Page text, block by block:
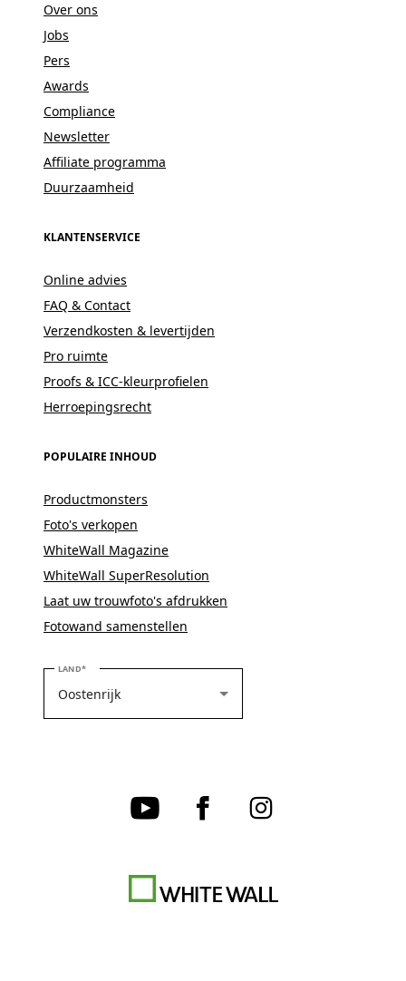
Over ons
Jobs
Pers
Awards
Compliance
Newsletter
Affiliate programma
Duurzaamheid
KLANTENSERVICE
Online advies
FAQ & Contact
Verzendkosten & levertijden
Pro ruimte
Proofs & ICC-kleurprofielen
Herroepingsrecht
POPULAIRE INHOUD
Productmonsters
Foto's verkopen
WhiteWall Magazine
WhiteWall SuperResolution
Laat uw trouwfoto's afdrukken
Fotowand samenstellen
LANDSELECTEER UW LAND